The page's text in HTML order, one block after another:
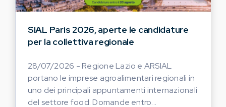
SIAL Paris 2026, aperte le candidature
per la collettiva regionale
28/07/2026 - Regione Lazio e ARSIAL
portano le imprese agroalimentari regionali in
uno dei principali appuntamenti internazionali
del settore food. Domande entro...